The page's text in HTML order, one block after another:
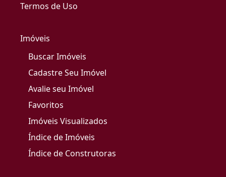
Termos de Uso
Imóveis
Buscar Imóveis
Cadastre Seu Imóvel
Avalie seu Imóvel
Favoritos
Imóveis Visualizados
Índice de Imóveis
Índice de Construtoras